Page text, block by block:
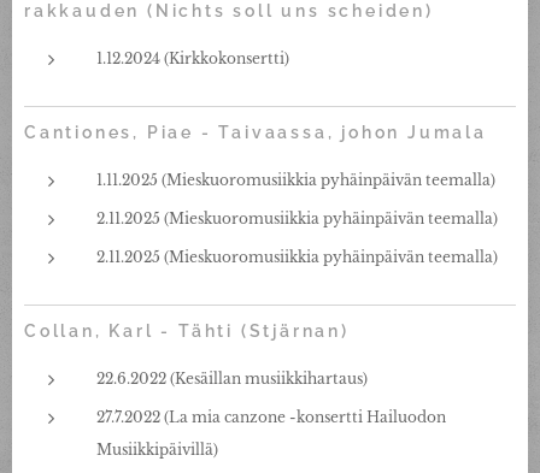
rakkauden (Nichts soll uns scheiden)
1.12.2024 (Kirkkokonsertti)
Cantiones, Piae - Taivaassa, johon Jumala
1.11.2025 (Mieskuoromusiikkia pyhäinpäivän teemalla)
2.11.2025 (Mieskuoromusiikkia pyhäinpäivän teemalla)
2.11.2025 (Mieskuoromusiikkia pyhäinpäivän teemalla)
Collan, Karl - Tähti (Stjärnan)
22.6.2022 (Kesäillan musiikkihartaus)
27.7.2022 (La mia canzone -konsertti Hailuodon
Musiikkipäivillä)